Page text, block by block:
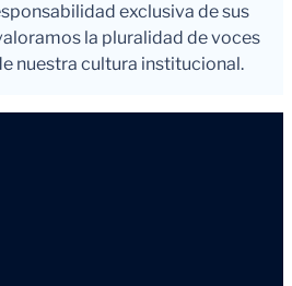
exclusiva de sus
la pluralidad de voces
nuestra cultura institucional.